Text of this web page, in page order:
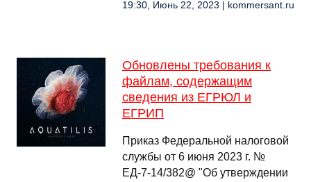
19:30, Июнь 22, 2023 | kommersant.ru
Обновлены требования к
файлам, содержащим
сведения из ЕГРЮЛ и
ЕГРИП
Приказ Федеральной налоговой
службы от 6 июня 2023 г. №
ЕД-7-14/382@ "Об утверждении